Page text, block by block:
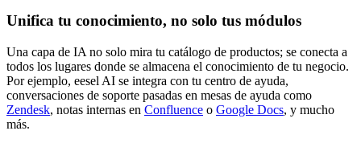
Unifica tu conocimiento, no solo tus módulos
Una capa de IA no solo mira tu catálogo de productos; se conecta a
todos los lugares donde se almacena el conocimiento de tu negocio.
Por ejemplo, eesel AI se integra con tu centro de ayuda,
conversaciones de soporte pasadas en mesas de ayuda como
Zendesk, notas internas en Confluence o Google Docs, y mucho
más.